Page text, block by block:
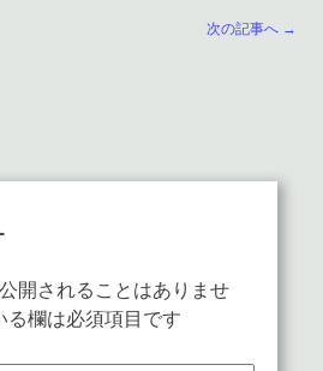
次の記事へ →
開されることはありませ
る欄は必須項目です